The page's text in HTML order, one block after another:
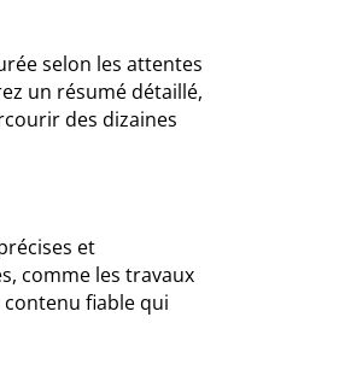
selon les attentes
un résumé détaillé,
des dizaines
et
comme les travaux
fiable qui